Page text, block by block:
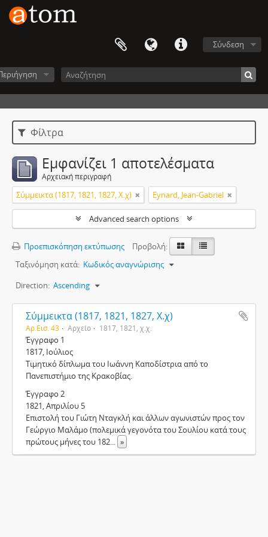
Σύνδεση
Φίλτρα
Εμφανίζει 1 αποτελέσματα
Αρχειακή περιγραφή
Σύμμεικτα (1817, 1821, 1827, Χ.χ) Eynard, Jean-Gabriel
Advanced search options
Προεπισκόπηση εκτύπωσης
Προβολή:
Ταξινόμηση κατά: Κωδικός αναγνώρισης
Direction: Ascending
Σύμμεικτα (1817, 1821, 1827, Χ.χ)
Αρ.Εισ. 43 Αρχείο 1817, 1821, χ.χ.
Έγγραφο 1
1817, Ιούλιος
Τιμητικό δίπλωμα του Ιωάννη Καποδίστρια από το
Πανεπιστήμιο της Κρακοβίας.
Έγγραφο 2
1821, Απριλίου 5
Επιστολή του Γιώτη Νταγκλή και άλλων αγωνιστών προς τον
Γεώργιο Μαλάμο (πολεμικά γεγονότα του Σουλίου κατά τους
πρώτους μήνες του 182... »